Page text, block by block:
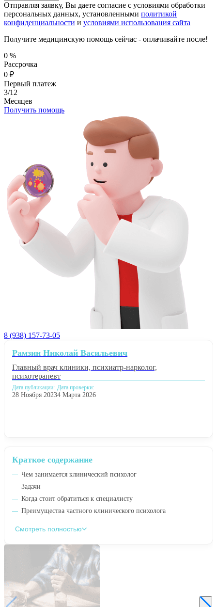
Отправляя заявку, Вы даете согласие с условиями обработки
персональных данных, установленными политикой
конфиденциальности и условиями использования сайта
Получите медицинскую помощь сейчас - оплачивайте после!
0 %
Рассрочка
0 ₽
Первый платеж
3/12
Месяцев
Получить помощь
8 (938) 157-73-05
Краткое содержание
Чем занимается клинический психолог
Задачи
Когда стоит обратиться к специалисту
Преимущества частного клинического психолога
Смотреть полностью
Рамзин Николай Васильевич
Главный врач клиники, психиатр-нарколог,
психотерапевт
Дата публикации:
28 Ноября 2023
Дата проверки:
4 Марта 2026